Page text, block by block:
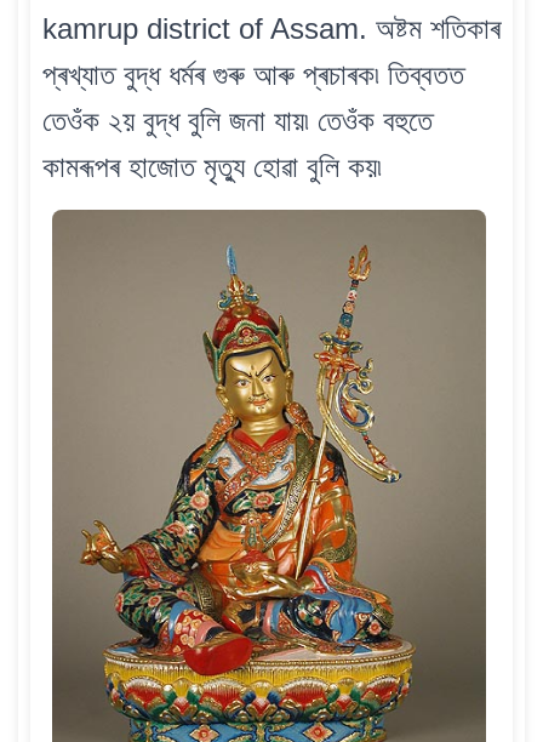
kamrup district of Assam. অষ্টম শতিকাৰ
প্ৰখ্যাত বুদ্ধ ধৰ্মৰ গুৰু আৰু প্ৰচাৰক৷ তিব্বতত
তেওঁক ২য় বুদ্ধ বুলি জনা যায়৷ তেওঁক বহুতে
কামৰূপৰ হাজোত মৃত্যু হোৱা বুলি কয়৷